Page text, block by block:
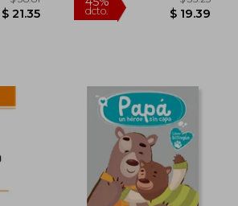
45%
dcto.